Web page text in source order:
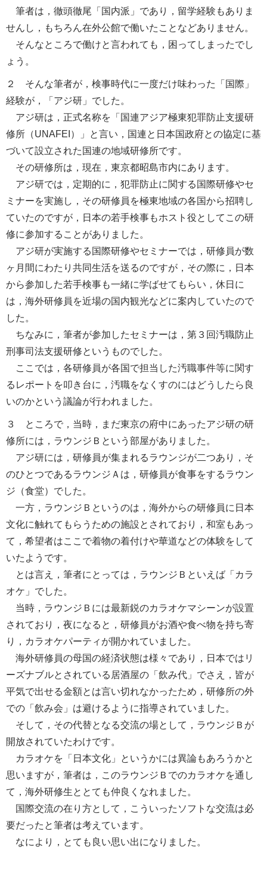
筆者は，徹頭徹尾「国内派」であり，留学経験もありま
せんし，もちろん在外公館で働いたことなどありません。
そんなところで働けと言われても，困ってしまったでし
ょう。
２ そんな筆者が，検事時代に一度だけ味わった「国際」
経験が，「アジ研」でした。
アジ研は，正式名称を「国連アジア極東犯罪防止支援研
修所（UNAFEI）」と言い，国連と日本国政府との協定に基
づいて設立された国連の地域研修所です。
その研修所は，現在，東京都昭島市内にあります。
アジ研では，定期的に，犯罪防止に関する国際研修やセ
ミナーを実施し，その研修員を極東地域の各国から招聘し
ていたのですが，日本の若手検事もホスト役としてこの研
修に参加することがありました。
アジ研が実施する国際研修やセミナーでは，研修員が数
ヶ月間にわたり共同生活を送るのですが，その際に，日本
から参加した若手検事も一緒に学ばせてもらい，休日に
は，海外研修員を近場の国内観光などに案内していたので
した。
ちなみに，筆者が参加したセミナーは，第３回汚職防止
刑事司法支援研修というものでした。
ここでは，各研修員が各国で担当した汚職事件等に関す
るレポートを叩き台に，汚職をなくすのにはどうしたら良
いのかという議論が行われました。
３ ところで，当時，まだ東京の府中にあったアジ研の研
修所には，ラウンジＢという部屋がありました。
アジ研には，研修員が集まれるラウンジが二つあり，そ
のひとつであるラウンジＡは，研修員が食事をするラウン
ジ（食堂）でした。
一方，ラウンジＢというのは，海外からの研修員に日本
文化に触れてもらうための施設とされており，和室もあっ
て，希望者はここで着物の着付けや華道などの体験をして
いたようです。
とは言え，筆者にとっては，ラウンジＢといえば「カラ
オケ」でした。
当時，ラウンジＢには最新鋭のカラオケマシーンが設置
されており，夜になると，研修員がお酒や食べ物を持ち寄
り，カラオケパーティが開かれていました。
海外研修員の母国の経済状態は様々であり，日本ではリ
ーズナブルとされている居酒屋の「飲み代」でさえ，皆が
平気で出せる金額とは言い切れなかったため，研修所の外
での「飲み会」は避けるように指導されていました。
そして，その代替となる交流の場として，ラウンジＢが
開放されていたわけです。
カラオケを「日本文化」というかには異論もあろうかと
思いますが，筆者は，このラウンジＢでのカラオケを通し
て，海外研修生ととても仲良くなれました。
国際交流の在り方として，こういったソフトな交流は必
要だったと筆者は考えています。
なにより，とても良い思い出になりました。